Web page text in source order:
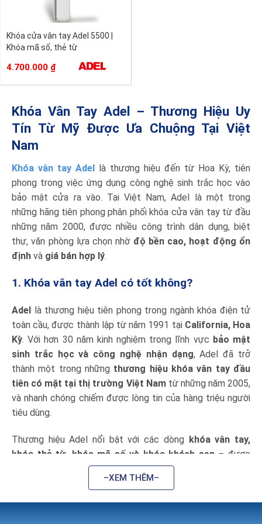
Khóa cửa vân tay Adel 5500 |
Khóa mã số, thẻ từ
4.700.000 ₫
Khóa Vân Tay Adel – Thương Hiệu Uy
Tín Từ Mỹ Được Ưa Chuộng Tại Việt
Nam
Khóa vân tay Adel là thương hiệu đến từ Hoa Kỳ, tiên
phong trong việc ứng dụng công nghệ sinh trắc học vào
bảo mật cửa ra vào. Tại Việt Nam, Adel là một trong
những hãng tiên phong phân phối khóa cửa vân tay từ đầu
những năm 2000, được nhiều công trình dân dụng, biệt
thự, văn phòng lựa chọn nhờ độ bền cao, hoạt động ổn
định và giá bán hợp lý.
1. Khóa vân tay Adel có tốt không?
Adel
là thương hiệu tiên phong trong ngành khóa điện tử
toàn cầu, được thành lập từ năm 1991 tại California, Hoa
Kỳ. Với hơn 30 năm kinh nghiệm trong lĩnh vực bảo mật
sinh trắc học và công nghệ nhận dạng, Adel đã trở
thành một trong những thương hiệu khóa vân tay đầu
tiên có mặt tại thị trường Việt Namtừ những năm 2005,
và nhanh chóng chiếm được lòng tin của hàng triệu người
tiêu dùng.
Thương hiệu Adel nổi bật với các dòng
khóa vân tay,
khóa thẻ từ, khóa mã số và khóa khách sạn– được
ứng dụng rộng rãi trong các công trình dân dụng, căn hộ
cao cấp, văn phòng, khách sạn, và khu nghỉ dưỡng trên
–XEM THÊM–